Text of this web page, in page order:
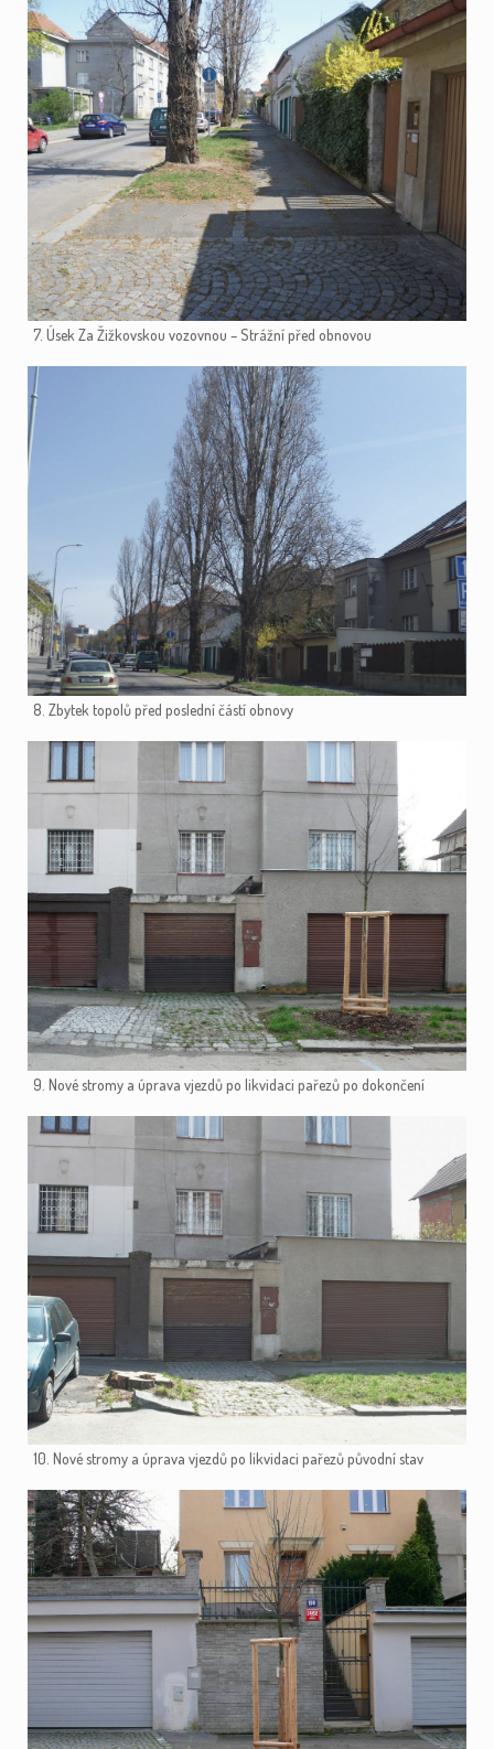
7. Úsek Za Žižkovskou vozovnou – Strážní před obnovou
8. Zbytek topolů před poslední částí obnovy
9. Nové stromy a úprava vjezdů po likvidaci pařezů po dokončení
10. Nové stromy a úprava vjezdů po likvidaci pařezů původní stav